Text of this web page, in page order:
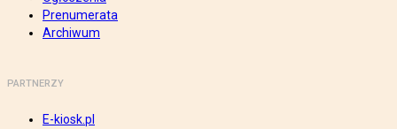
Prenumerata
Archiwum
PARTNERZY
E-kiosk.pl